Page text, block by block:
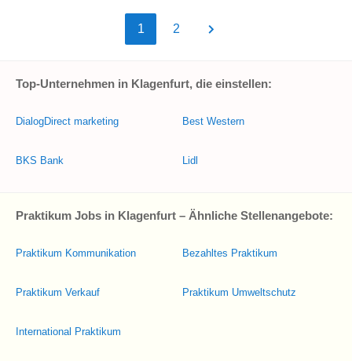
1 2
Top-Unternehmen in Klagenfurt, die einstellen:
DialogDirect marketing
BKS Bank
Best Western
Lidl
Praktikum Jobs in Klagenfurt – Ähnliche Stellenangebote:
Praktikum Kommunikation
Praktikum Verkauf
International Praktikum
Bezahltes Praktikum
Praktikum Umweltschutz